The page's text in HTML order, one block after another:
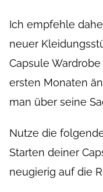
Ich empfehle
neuer
Capsule
ersten Monaten
man über seine
Nutze die
Starten deiner
neugierig auf die